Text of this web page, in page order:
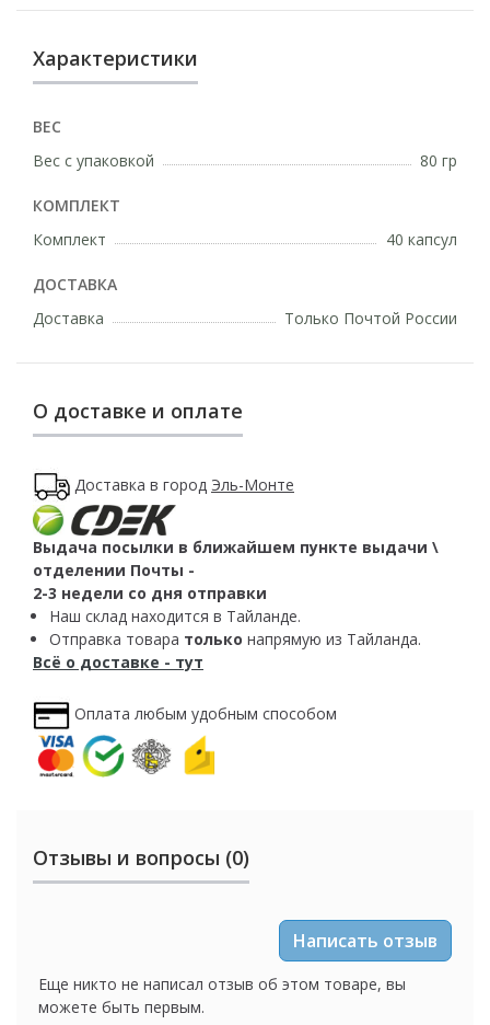
Характеристики
ВЕС
Вес с упаковкой
80 гр
КОМПЛЕКТ
Комплект
40 капсул
ДОСТАВКА
Доставка
Только Почтой России
О доставке и оплате
Доставка в город Эль-Монте
Выдача посылки в ближайшем пункте выдачи \
отделении Почты -
2-3 недели со дня отправки
Наш склад находится в Тайланде.
Отправка товара только напрямую из Тайланда.
Всё о доставке - тут
Оплата любым удобным способом
Отзывы и вопросы (0)
Написать отзыв
Еще никто не написал отзыв об этом товаре, вы
можете быть первым.